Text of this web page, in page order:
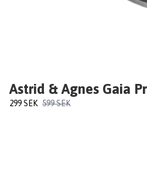
Astrid & Agnes Gaia
299 SEK 599 SEK